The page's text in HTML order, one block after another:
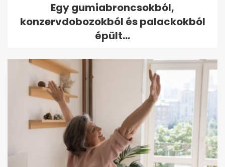
Egy gumiabroncsokból,
konzervdobozokból és palackokból
épült...